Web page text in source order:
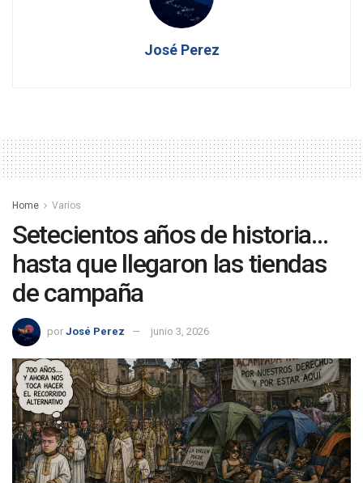
José Perez
Home Varios
Setecientos años de historia…
hasta que llegaron las tiendas
de campaña
por José Perez junio 3, 2026